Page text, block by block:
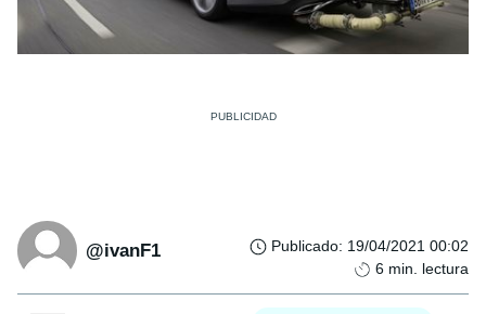
@ivanF1 Publicado: 19/04/2021 00:02
6 min. lectura